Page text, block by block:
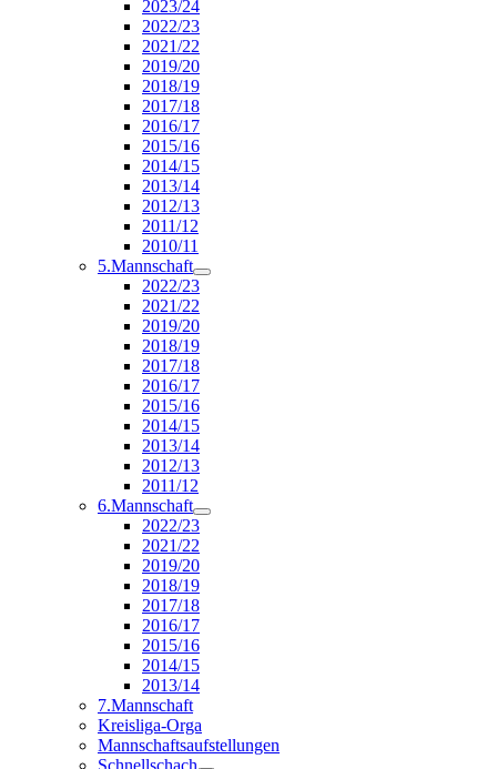
2023/24
2022/23
2021/22
2019/20
2018/19
2017/18
2016/17
2015/16
2014/15
2013/14
2012/13
2011/12
2010/11
5.Mannschaft
2022/23
2021/22
2019/20
2018/19
2017/18
2016/17
2015/16
2014/15
2013/14
2012/13
2011/12
6.Mannschaft
2022/23
2021/22
2019/20
2018/19
2017/18
2016/17
2015/16
2014/15
2013/14
7.Mannschaft
Kreisliga-Orga
Mannschaftsaufstellungen
Schnellschach